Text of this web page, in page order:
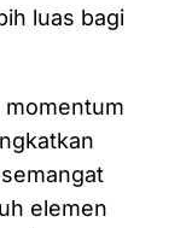
luas bagi
momentum
elemen